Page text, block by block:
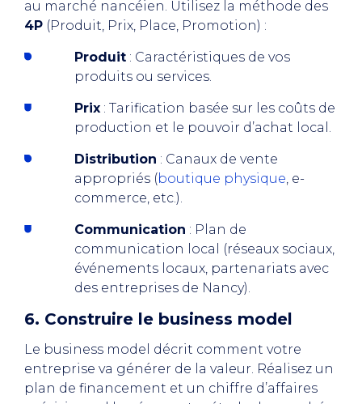
au marché nancéien. Utilisez la méthode des
4P (Produit, Prix, Place, Promotion) :
Produit : Caractéristiques de vos
produits ou services.
Prix : Tarification basée sur les coûts de
production et le pouvoir d’achat local.
Distribution : Canaux de vente
appropriés (boutique physique, e-
commerce, etc.).
Communication : Plan de
communication local (réseaux sociaux,
événements locaux, partenariats avec
des entreprises de Nancy).
6. Construire le business model
Le business model décrit comment votre
entreprise va générer de la valeur. Réalisez un
plan de financement et un chiffre d’affaires